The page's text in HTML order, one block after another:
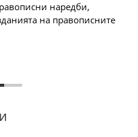
наредби,
на правописните